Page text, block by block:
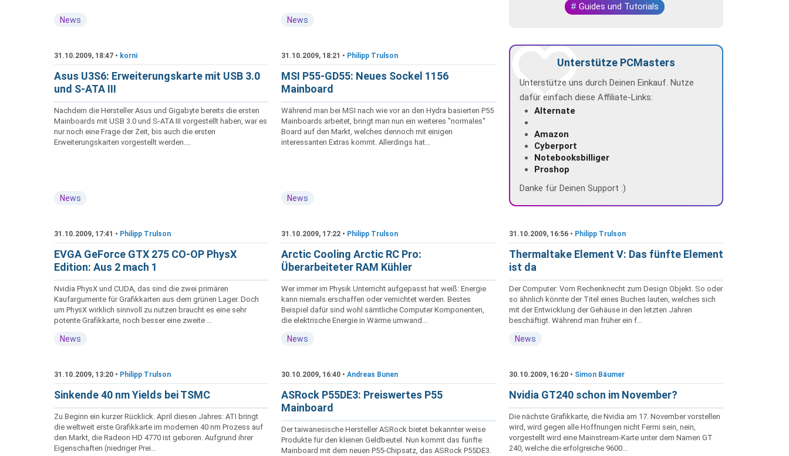
News News
# Guides und Tutorials
31.10.2009, 18:47 • korni
Asus U3S6: Erweiterungskarte mit USB 3.0
und S-ATA III
Nachdem die Hersteller Asus und Gigabyte bereits die ersten
Mainboards mit USB 3.0 und S-ATA III vorgestellt haben, war es
nur noch eine Frage der Zeit, bis auch die ersten
Erweiterungskarten vorgestellt werden....
News
31.10.2009, 18:21 • Philipp Trulson
MSI P55-GD55: Neues Sockel 1156
Mainboard
Während man bei MSI nach wie vor an den Hydra basierten P55
Mainboards arbeitet, bringt man nun ein weiteres "normales"
Board auf den Markt, welches dennoch mit einigen
interessanten Extras kommt. Allerdings hat...
News
Unterstütze PCMasters
Unterstütze uns durch Deinen Einkauf. Nutze
dafür einfach diese Affiliate-Links:
Alternate
Amazon
Cyberport
Notebooksbilliger
Proshop
Danke für Deinen Support :)
31.10.2009, 17:41 • Philipp Trulson
EVGA GeForce GTX 275 CO-OP PhysX
Edition: Aus 2 mach 1
Nvidia PhysX und CUDA, das sind die zwei primären
Kaufargumente für Grafikkarten aus dem grünen Lager. Doch
um PhysX wirklich sinnvoll zu nutzen braucht es eine sehr
potente Grafikkarte, noch besser eine zweite ...
News
31.10.2009, 17:22 • Philipp Trulson
Arctic Cooling Arctic RC Pro:
Überarbeiteter RAM Kühler
Wer immer im Physik Unterricht aufgepasst hat weiß: Energie
kann niemals erschaffen oder vernichtet werden. Bestes
Beispiel dafür sind wohl sämtliche Computer Komponenten,
die elektrische Energie in Wärme umwand...
News
31.10.2009, 16:56 • Philipp Trulson
Thermaltake Element V: Das fünfte Element
ist da
Der Computer: Vom Rechenknecht zum Design Objekt. So oder
so ähnlich könnte der Titel eines Buches lauten, welches sich
mit der Entwicklung der Gehäuse in den letzten Jahren
beschäftigt. Während man früher ein f...
News
31.10.2009, 13:20 • Philipp Trulson
Sinkende 40 nm Yields bei TSMC
Zu Beginn ein kurzer Rücklick. April diesen Jahres: ATI bringt
die weltweit erste Grafikkarte im modernen 40 nm Prozess auf
den Markt, die Radeon HD 4770 ist geboren. Aufgrund ihrer
Eigenschaften (niedriger Prei...
30.10.2009, 16:40 •Andreas Bunen
ASRock P55DE3: Preiswertes P55
Mainboard
Der taiwanesische Hersteller ASRock bietet bekannter weise
Produkte für den kleinen Geldbeutel. Nun kommt das fünfte
Mainboard mit dem neuen P55-Chipsatz, das ASRock P55DE3.
30.10.2009, 16:20 • Simon Bäumer
Nvidia GT240 schon im November?
Die nächste Grafikkarte, die Nvidia am 17. November vorstellen
wird, wird gegen alle Hoffnungen nicht Fermi sein, nein,
vorgestellt wird eine Mainstream-Karte unter dem Namen GT
240, welche die erfolgreiche 9600...